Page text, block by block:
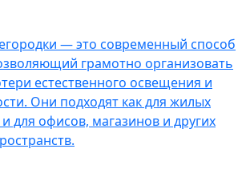
— это современный способ
грамотно организовать
естественного освещения и
Они подходят как для жилых
для офисов, магазинов и других